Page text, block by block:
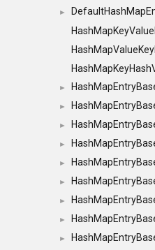
►
►
►
►
►
►
►
►
►
►